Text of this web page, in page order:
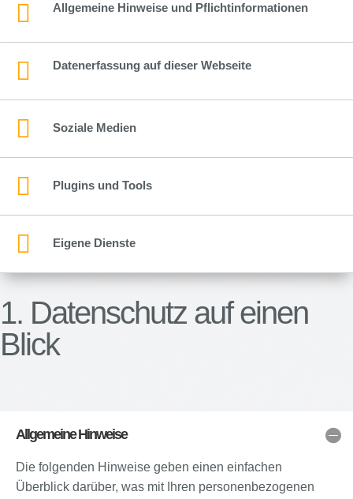
 Allgemeine Hinweise und Pflichtinformationen
 Datenerfassung auf dieser Webseite
 Soziale Medien
 Plugins und Tools
 Eigene Dienste
1. Datenschutz auf einen
Blick
Allgemeine Hinweise
Die folgenden Hinweise geben einen einfachen
Überblick darüber, was mit Ihren personenbezogenen